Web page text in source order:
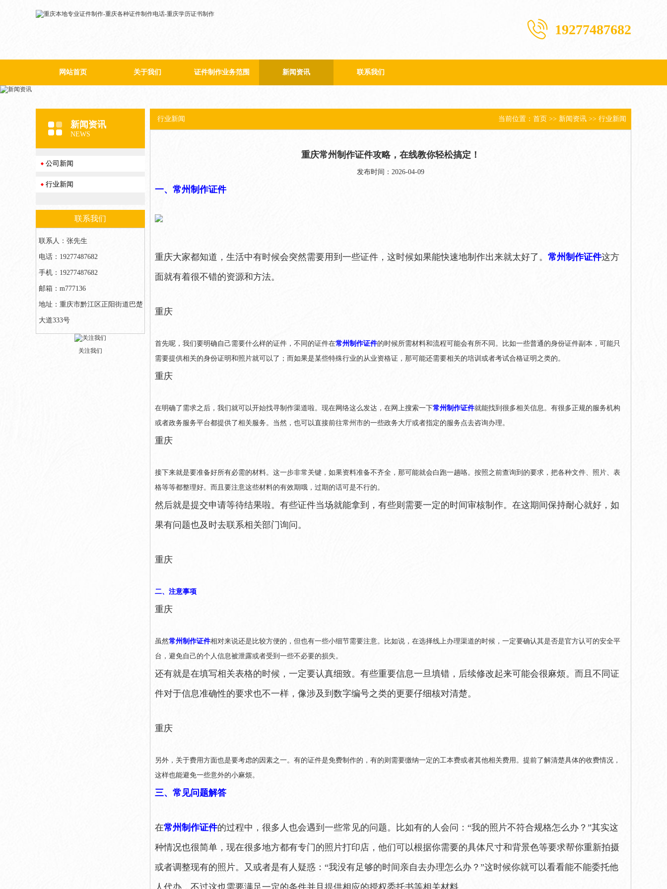
19277487682
网站首页 关于我们 证件制作业务范围 新闻资讯 联系我们
新闻资讯
NEWS
公司新闻
行业新闻
联系我们
联系人：张先生
电话：19277487682
手机：19277487682
邮箱：m777136
地址：重庆市黔江区正阳街道巴楚
大道333号
关注我们
当前位置： 首页 >> 新闻资讯 >> 行业新闻
行业新闻
重庆常州制作证件攻略，在线教你轻松搞定！
发布时间：2026-04-09
一、常州制作证件
重庆大家都知道，生活中有时候会突然需要用到一些证件，这时候如果能快速地制作出来就太好了。 常州制作证件这方
面就有着很不错的资源和方法。
重庆
首先呢，我们要明确自己需要什么样的证件，不同的证件在常州制作证件的时候所需材料和流程可能会有所不同。比如一些普通的身份证件副本，可能只
需要提供相关的身份证明和照片就可以了；而如果是某些特殊行业的从业资格证，那可能还需要相关的培训或者考试合格证明之类的。
重庆
在明确了需求之后，我们就可以开始找寻制作渠道啦。现在网络这么发达，在网上搜索一下常州制作证件就能找到很多相关信息。有很多正规的服务机构
或者政务服务平台都提供了相关服务。当然，也可以直接前往常州市的一些政务大厅或者指定的服务点去咨询办理。
重庆
接下来就是要准备好所有必需的材料。这一步非常关键，如果资料准备不齐全，那可能就会白跑一趟咯。按照之前查询到的要求，把各种文件、照片、表
格等等都整理好。而且要注意这些材料的有效期哦，过期的话可是不行的。
然后就是提交申请等待结果啦。有些证件当场就能拿到，有些则需要一定的时间审核制作。在这期间保持耐心就好，如
果有问题也及时去联系相关部门询问。
重庆
二、注意事项
重庆
虽然常州制作证件相对来说还是比较方便的，但也有一些小细节需要注意。比如说，在选择线上办理渠道的时候，一定要确认其是否是官方认可的安全平
台，避免自己的个人信息被泄露或者受到一些不必要的损失。
还有就是在填写相关表格的时候，一定要认真细致。有些重要信息一旦填错，后续修改起来可能会很麻烦。而且不同证
件对于信息准确性的要求也不一样，像涉及到数字编号之类的更要仔细核对清楚。
重庆
另外，关于费用方面也是要考虑的因素之一。有的证件是免费制作的，有的则需要缴纳一定的工本费或者其他相关费用。提前了解清楚具体的收费情况，
这样也能避免一些意外的小麻烦。
三、常见问题解答
在常州制作证件的过程中，很多人也会遇到一些常见的问题。比如有的人会问：“我的照片不符合规格怎么办？”其实这
种情况也很简单，现在很多地方都有专门的照片打印店，他们可以根据你需要的具体尺寸和背景色等要求帮你重新拍摄
或者调整现有的照片。又或者是有人疑惑：“我没有足够的时间亲自去办理怎么办？”这时候你就可以看看能不能委托他
人代办，不过这也需要满足一定的条件并且提供相应的授权委托书等相关材料。